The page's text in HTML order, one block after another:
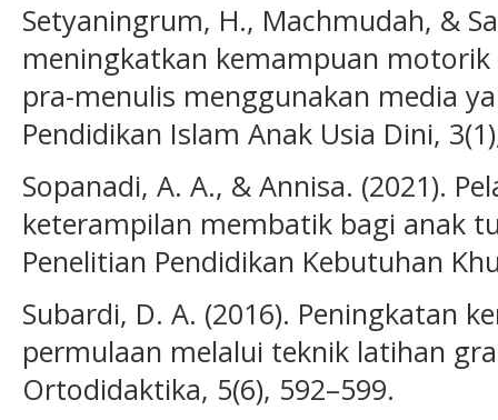
Setyaningrum, H., Machmudah, &
meningkatkan kemampuan
pra-menulis menggunakan media
Pendidikan Islam Anak Usia Dini,
Sopanadi, A. A., & Annisa. (2021).
keterampilan membatik bagi anak
Penelitian Pendidikan Kebutuhan
Subardi, D. A. (2016). Peningkatan
permulaan melalui teknik latihan
Ortodidaktika, 5(6), 592–599.